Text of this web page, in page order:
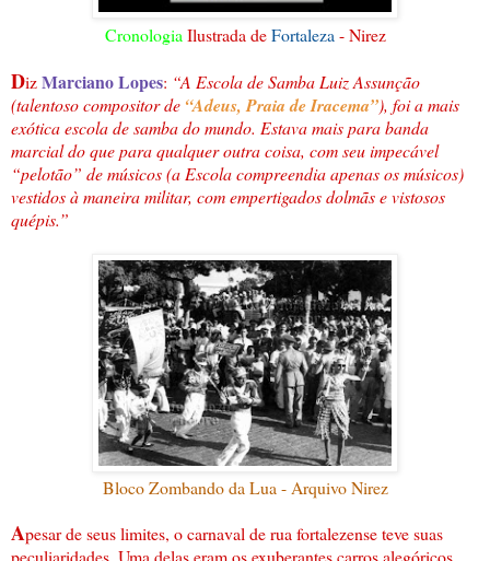
Cronologia Ilustrada deFortaleza - Nirez
DizMarciano Lopes: “A Escola de Samba Luiz Assunção
(talentoso compositor de “Adeus, Praia de Iracema”), foi a mais
exótica escola de samba do mundo. Estava mais para banda
marcial do que para qualquer outra coisa, com seu impecável
“pelotão” de músicos (a Escola compreendia apenas os músicos)
vestidos à maneira militar, com empertigados dolmãs e vistosos
quépis.”
Bloco Zombando da Lua - Arquivo Nirez
Apesar de seus limites, o carnaval de rua fortalezense teve suas
peculiaridades. Uma delas eram os exuberantes carros alegóricos